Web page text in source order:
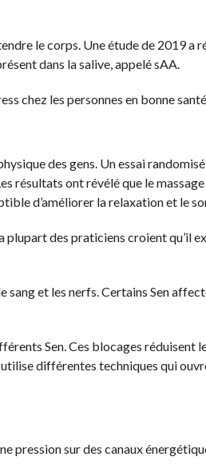
le corps. Une étude de 2019 a
dans la salive, appelé sAA.
chez les personnes en bonne
des gens. Un essai
résultats ont révélé que le
d’améliorer la relaxation et le
plupart des praticiens croient qu’il
sang et les nerfs. Certains Sen
Sen. Ces blocages réduisent
différentes techniques qui
pression sur des canaux